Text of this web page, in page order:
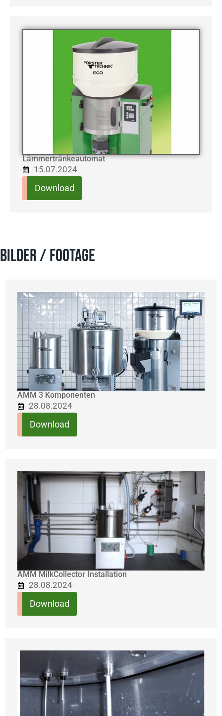
Lämmertränkeautomat
15.07.2024
Download
BILDER / FOOTAGE
AMM 3 Komponenten
28.08.2024
Download
AMM MilkCollector Installation
28.08.2024
Download